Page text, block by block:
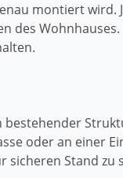
montiert wird.
des
oder an einer
Stand zu